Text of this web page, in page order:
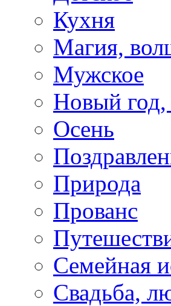
Кухня
Магия,
Мужское
Новый год,
Осень
Природа
Прованс
Семейная
Свадьба,